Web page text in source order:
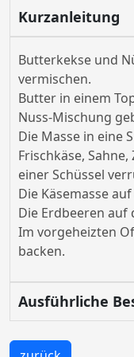
Kurzanleitung
Butterkekse und
vermischen.
Butter in einem
Nuss-Mischung
Die Masse in eine
Frischkäse,
einer Schüssel
Die Käsemasse
Die Erdbeeren auf
Im vorgeheizten
backen.
Ausführliche